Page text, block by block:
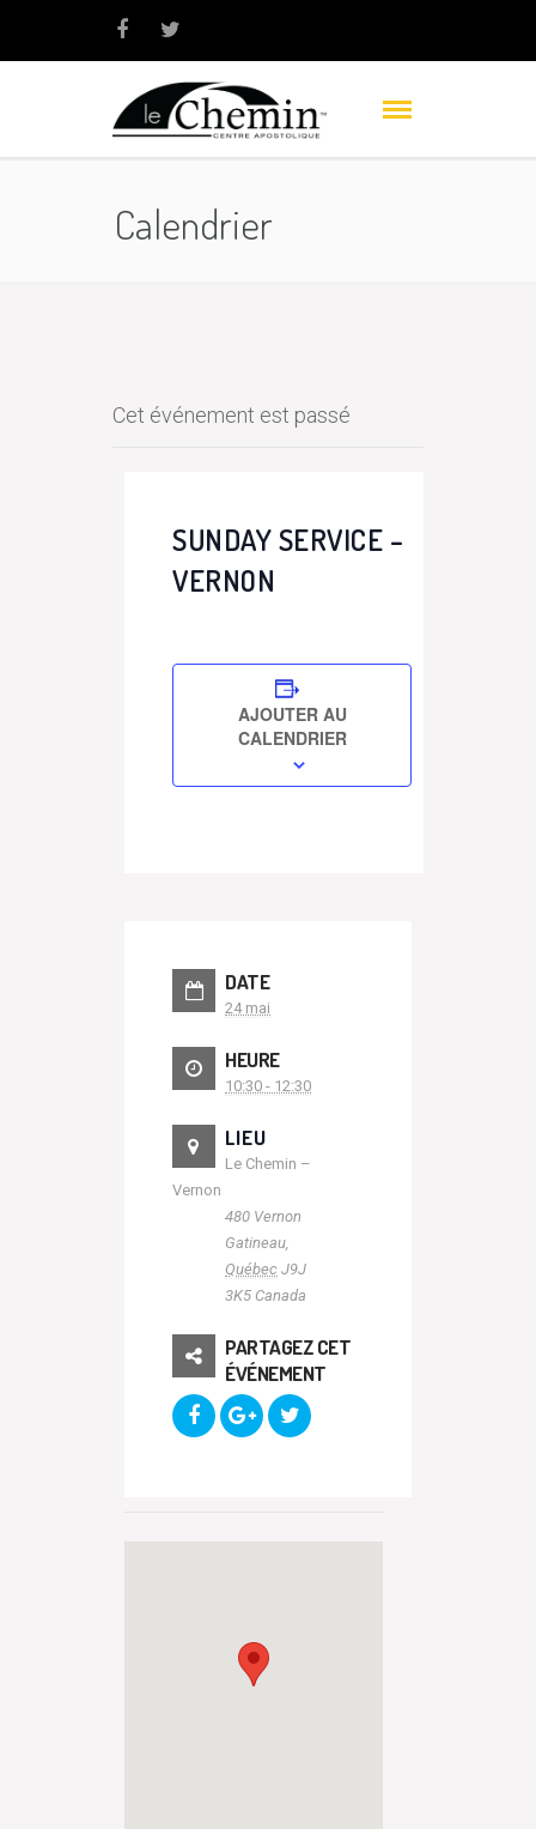
Calendrier
Cet événement est passé
SUNDAY SERVICE –
VERNON
AJOUTER AU
CALENDRIER
DATE
24 mai
HEURE
10:30 - 12:30
LIEU
Le Chemin –
Vernon
480 Vernon
Gatineau,
Québec J9J
3K5 Canada
PARTAGEZ CET
ÉVÉNEMENT